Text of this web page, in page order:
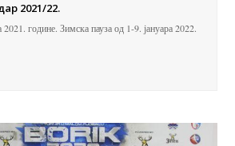
2021/22.
године. Зимска пауза од 1-9. јануара 2022.